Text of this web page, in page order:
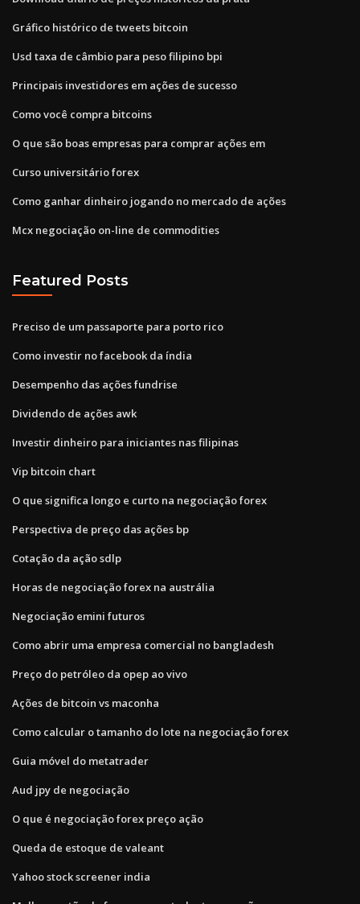
Gráfico histórico de tweets bitcoin
Usd taxa de câmbio para peso filipino bpi
Principais investidores em ações de sucesso
Como você compra bitcoins
O que são boas empresas para comprar ações em
Curso universitário forex
Como ganhar dinheiro jogando no mercado de ações
Mcx negociação on-line de commodities
Featured Posts
Preciso de um passaporte para porto rico
Como investir no facebook da índia
Desempenho das ações fundrise
Dividendo de ações awk
Investir dinheiro para iniciantes nas filipinas
Vip bitcoin chart
O que significa longo e curto na negociação forex
Perspectiva de preço das ações bp
Cotação da ação sdlp
Horas de negociação forex na austrália
Negociação emini futuros
Como abrir uma empresa comercial no bangladesh
Preço do petróleo da opep ao vivo
Ações de bitcoin vs maconha
Como calcular o tamanho do lote na negociação forex
Guia móvel do metatrader
Aud jpy de negociação
O que é negociação forex preço ação
Queda de estoque de valeant
Yahoo stock screener india